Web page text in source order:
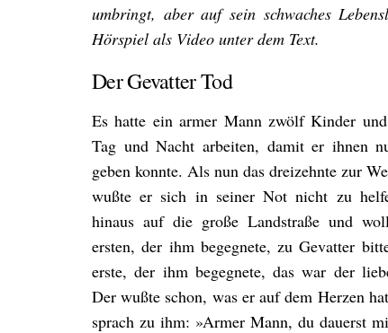
umbringt, aber auf sein schwaches
Hörspiel als Video unter dem Text.
Der Gevatter Tod
Es hatte ein armer Mann zwölf Kinder
Tag und Nacht arbeiten, damit er ihnen
geben konnte. Als nun das dreizehnte zur
wußte er sich in seiner Not nicht zu
hinaus auf die große Landstraße und
ersten, der ihm begegnete, zu Gevatter
erste, der ihm begegnete, das war der
Der wußte schon, was er auf dem Herzen
sprach zu ihm: »Armer Mann, du dauerst